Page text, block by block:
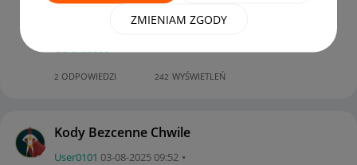
ZMIENIAM ZGODY
‎03-08-2025 08:33
Gerard3000
2 ODPOWIEDZI 242 WYŚWIETLEŃ
Kody Bezcenne Chwile
User0101 ‎03-08-202509:52